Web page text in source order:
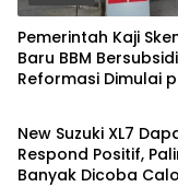
Pemerintah Kaji
Baru BBM
Reformasi Dimulai
Headline
New Suzuki XL7
Respond Positif,
Banyak Dicoba